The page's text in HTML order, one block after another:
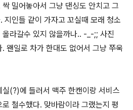
밀어놓아서 그냥 댄싱도 안치고 그
지인들 같이 가자고 꼬실때 모래 청소
라갈수 있지 않을까나.. -_-;; 사진
왠일로 차가 한대도 없어서 그냥 쭈욱
(?)에 들러서 맥주 한캔이랑 서비스
철수했다. 맞바람이라 그랬는지 평